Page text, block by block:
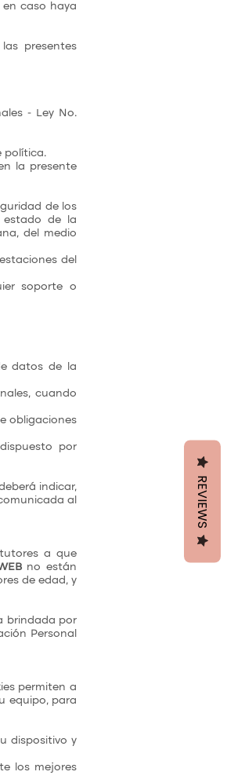
en caso haya
presentes
- Ley No.
política.
la presente
de los
estado de la
del medio
del
soporte o
datos de la
cuando
obligaciones
por
indicar,
al
a que
no están
de edad, y
brindada por
Personal
permiten a
equipo, para
dispositivo y
los mejores
REVIEWS